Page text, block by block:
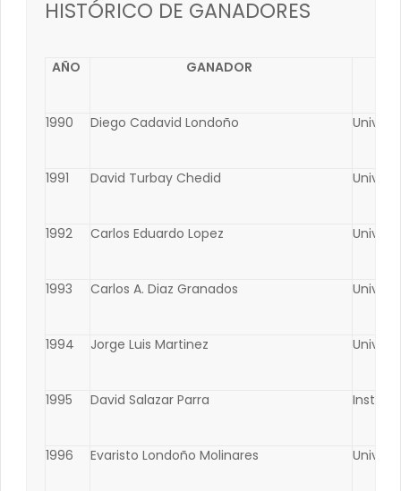
HISTÓRICO DE GANADORES
AÑO GANADOR
1990 Diego Cadavid Londoño
1991 David Turbay Chedid
1992 Carlos Eduardo Lopez
1993 Carlos A. Diaz Granados
1994 Jorge Luis Martinez
1995 David Salazar Parra
1996 Evaristo Londoño Molinares